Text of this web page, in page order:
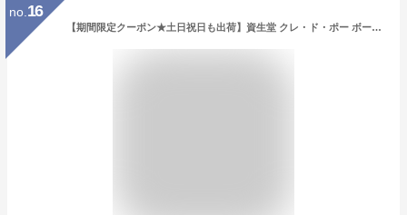
no. 16
【期間限定クーポン★土日祝日も出荷】資生堂 クレ・ド・ポー ボーテ CPB クレームプールレマン ハンドクリーム SPF18 PA++ 潤い 保湿 医薬部外品 国内正規品